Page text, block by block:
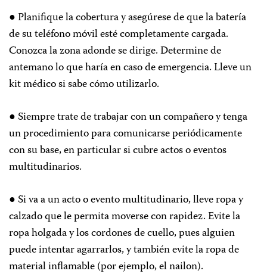
● Planifique la cobertura y asegúrese de que la batería
de su teléfono móvil esté completamente cargada.
Conozca la zona adonde se dirige. Determine de
antemano lo que haría en caso de emergencia. Lleve un
kit médico si sabe cómo utilizarlo.
● Siempre trate de trabajar con un compañero y tenga
un procedimiento para comunicarse periódicamente
con su base, en particular si cubre actos o eventos
multitudinarios.
● Si va a un acto o evento multitudinario, lleve ropa y
calzado que le permita moverse con rapidez. Evite la
ropa holgada y los cordones de cuello, pues alguien
puede intentar agarrarlos, y también evite la ropa de
material inflamable (por ejemplo, el nailon).